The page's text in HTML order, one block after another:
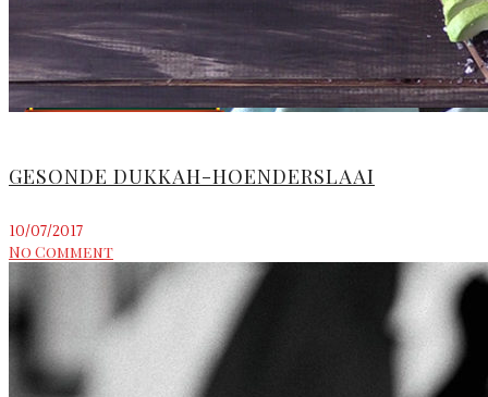
GESONDE DUKKAH-HOENDERSLAAI
10/07/2017
No Comment